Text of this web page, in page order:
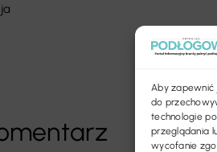
Aby zapewnić
do
technologie
przeglądania
wycofanie